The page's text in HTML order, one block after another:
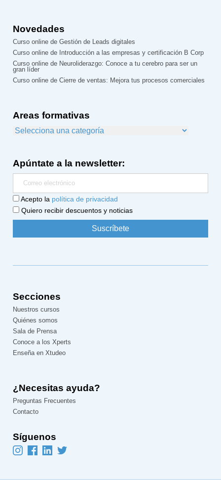
Novedades
Curso online de Gestión de Leads digitales
Curso online de Introducción a las empresas y certificación B Corp
Curso online de Neuroliderazgo: Conoce a tu cerebro para ser un
gran líder
Curso online de Cierre de ventas: Mejora tus procesos comerciales
Areas formativas
Apúntate a la newsletter:
Acepto la política de privacidad
Quiero recibir descuentos y noticias
Secciones
Nuestros cursos
Quiénes somos
Sala de Prensa
Conoce a los Xperts
Enseña en Xtudeo
¿Necesitas ayuda?
Preguntas Frecuentes
Contacto
Síguenos